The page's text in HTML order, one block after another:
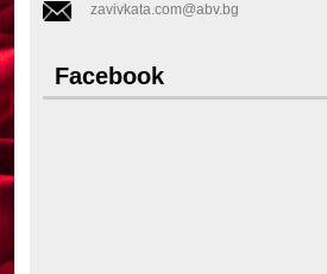
zavivkata.com@abv.bg
Facebook